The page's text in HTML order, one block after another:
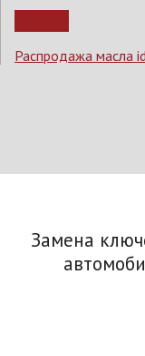
Распродажа масла
Замена